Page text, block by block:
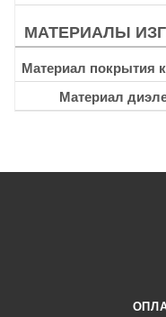
МАТЕРИАЛЫ
Материал покрытия
Материал